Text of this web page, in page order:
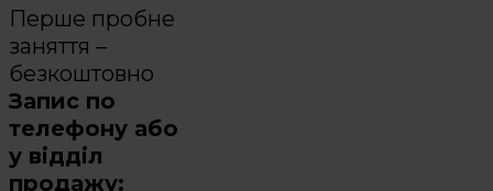
Перше пробне
заняття –
безкоштовно
Запис по
телефону або
у відділ
продажу: